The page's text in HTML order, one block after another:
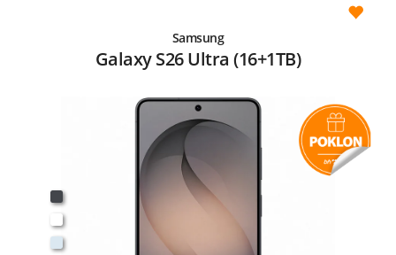
Samsung
Galaxy S26 Ultra (16+1TB)